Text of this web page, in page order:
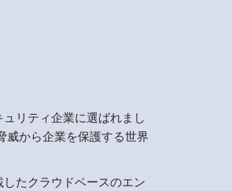
リティ企業に選ばれまし
から企業を保護する世界
たクラウドベースのエン